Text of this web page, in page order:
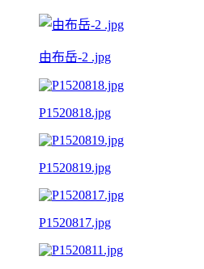
由布岳-2 .jpg
P1520818.jpg
P1520819.jpg
P1520817.jpg